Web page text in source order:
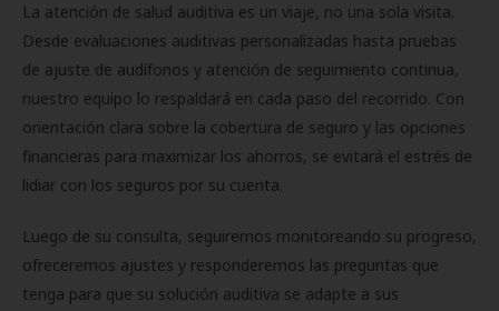
La atención de salud auditiva es un viaje, no una sola visita.
Desde evaluaciones auditivas personalizadas hasta pruebas
de ajuste de audífonos y atención de seguimiento continua,
nuestro equipo lo respaldará en cada paso del recorrido. Con
orientación clara sobre la cobertura de seguro y las opciones
financieras para maximizar los ahorros, se evitará el estrés de
lidiar con los seguros por su cuenta.
Luego de su consulta, seguiremos monitoreando su progreso,
ofreceremos ajustes y responderemos las preguntas que
tenga para que su solución auditiva se adapte a sus